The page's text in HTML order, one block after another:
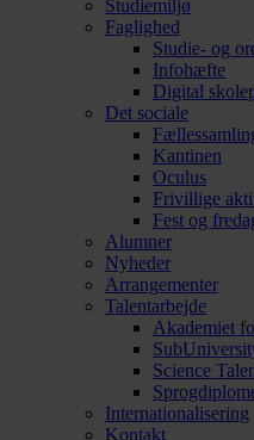
Studiemiljø
Faglighed
Studie- og
Infohæfte
Digital
Det sociale
Kantinen
Oculus
Frivillige
Fest og
Alumner
Nyheder
Arrangementer
Talentarbejde
Akademiet
Science
Internationalisering
Kontakt